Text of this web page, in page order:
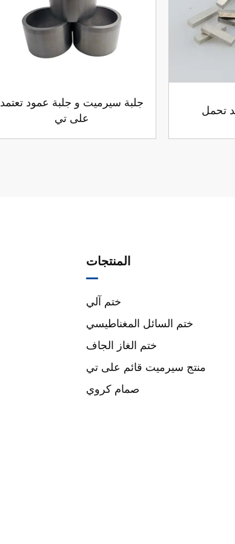
جلبة سيرميت و جلبة عمود تعتمد
على تي
المنتجات
ختم آلي
ختم السائل المغناطيسي
ختم الغاز الجاف
منتج سيرميت قائم على تي
صمام كروي